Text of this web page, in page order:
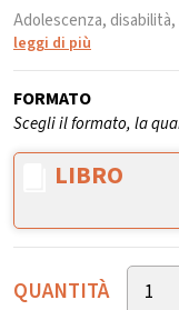
Adolescenza,
leggi di più
FORMATO
Scegli il formato, la
LIBRO
QUANTITÀ